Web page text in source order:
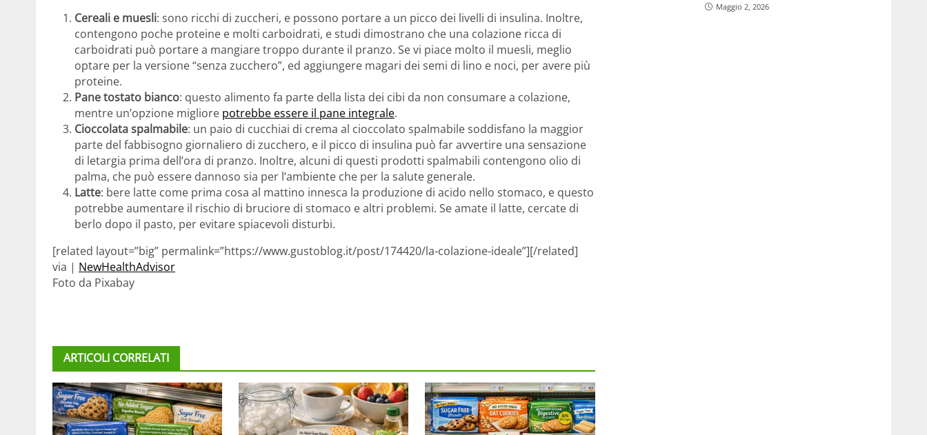
Cereali e muesli: sono ricchi di zuccheri, e possono portare a un picco dei livelli di insulina. Inoltre,
contengono poche proteine e molti carboidrati, e studi dimostrano che una colazione ricca di
carboidrati può portare a mangiare troppo durante il pranzo. Se vi piace molto il muesli, meglio
optare per la versione “senza zucchero”, ed aggiungere magari dei semi di lino e noci, per avere più
proteine.
Pane tostato bianco: questo alimento fa parte della lista dei cibi da non consumare a colazione,
mentre un’opzione migliore potrebbe essere il pane integrale.
Cioccolata spalmabile: un paio di cucchiai di crema al cioccolato spalmabile soddisfano la maggior
parte del fabbisogno giornaliero di zucchero, e il picco di insulina può far avvertire una sensazione
di letargia prima dell’ora di pranzo. Inoltre, alcuni di questi prodotti spalmabili contengono olio di
palma, che può essere dannoso sia per l’ambiente che per la salute generale.
Latte: bere latte come prima cosa al mattino innesca la produzione di acido nello stomaco, e questo
potrebbe aumentare il rischio di bruciore di stomaco e altri problemi. Se amate il latte, cercate di
berlo dopo il pasto, per evitare spiacevoli disturbi.
[related layout=”big” permalink=”https://www.gustoblog.it/post/174420/la-colazione-ideale”][/related]
via | NewHealthAdvisor
Foto da Pixabay
ARTICOLI CORRELATI
Maggio 2, 2026